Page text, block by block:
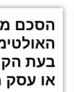
הסכם
בעת
או עסק